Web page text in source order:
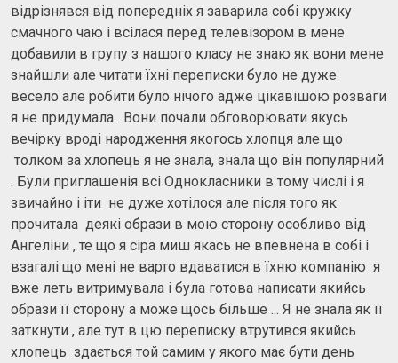
відрізнявся від попередніх я заварила собі кружку
смачного чаю і всілася перед телевізором в мене
добавили в групу з нашого класу не знаю як вони мене
знайшли але читати їхні переписки було не дуже
весело але робити було нічого адже цікавішою розваги
я не придумала. Вони почали обговорювати якусь
вечірку вроді народження якогось хлопця але що
толком за хлопець я не знала, знала що він популярний
. Були приглашенія всі Однокласники в тому числі і я
звичайно і іти не дуже хотілося але після того як
прочитала деякі образи в мою сторону особливо від
Ангеліни , те що я сіра миш якась не впевнена в собі і
взагалі що мені не варто вдаватися в їхню компанію я
вже леть витримувала і була готова написати якийсь
образи її сторону а може щось більше ... Я не знала як її
заткнути , але тут в цю переписку втрутився якийсь
хлопець здається той самим у якого має бути день